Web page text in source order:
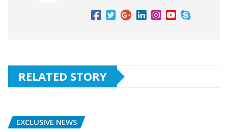
RELATED STORY
EXCLUSIVE NEWS